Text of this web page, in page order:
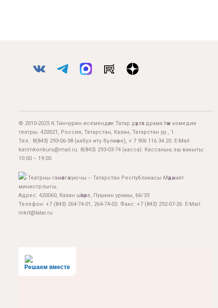
© 2010-2025 К.Тинчурин исемендәге Татар дәүләт драма һәм комедия
театры. 420021, Россия, Татарстан, Казан, Татарстан ур., 1.
Тел.: 8(843) 293-06-38 (кабул итү бүлмәсе), + 7 906 116 34 20. E-Mail:
karimkonkurs@mail.ru. 8(843) 293-03-74 (касса). Кассаның эш вакыты:
10:00 – 19:00.
Театрны гамәлгә куючы – Татарстан Республикасы Мәдәният
министрлыгы.
Адрес: 420060, Казан шәһәре, Пушкин урамы, 66/33
Телефон: +7 (843) 264-74-01, 264-74-02. Факс: +7 (843) 292-07-26. E-Mail:
mkrt@tatar.ru
Решаем вместе